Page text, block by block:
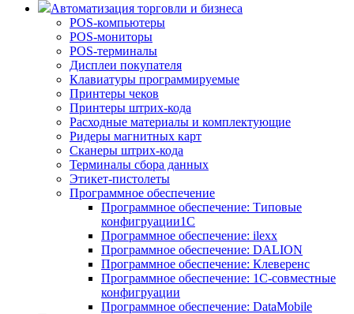
Автоматизация торговли и бизнеса
POS-компьютеры
POS-мониторы
POS-терминалы
Дисплеи покупателя
Клавиатуры программируемые
Принтеры чеков
Принтеры штрих-кода
Расходные материалы и комплектующие
Ридеры магнитных карт
Сканеры штрих-кода
Терминалы сбора данных
Этикет-пистолеты
Программное обеспечение
Программное обеспечение: Типовые
конфигруации1С
Программное обеспечение: ilexx
Программное обеспечение: DALION
Программное обеспечение: Клеверенс
Программное обеспечение: 1С-совместные
конфигруации
Программное обеспечение: DataMobile